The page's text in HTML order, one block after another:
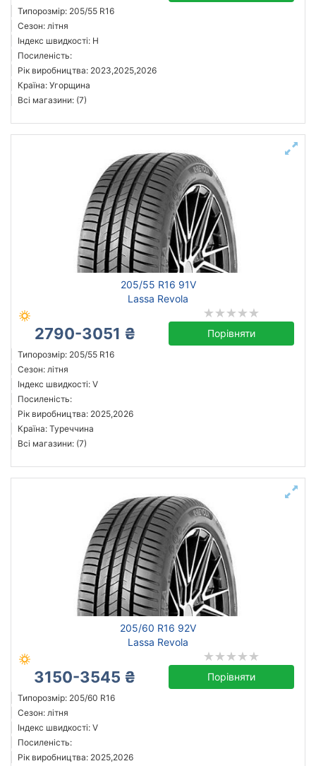
Типорозмір: 205/55 R16
Сезон: літня
Індекс швидкості: H
Посиленість:
Рік виробництва: 2023,2025,2026
Країна: Угорщина
Всі магазини: (7)
205/55 R16 91V
Lassa Revola
2790-3051 ₴ Порівняти
Типорозмір: 205/55 R16
Сезон: літня
Індекс швидкості: V
Посиленість:
Рік виробництва: 2025,2026
Країна: Туреччина
Всі магазини: (7)
205/60 R16 92V
Lassa Revola
3150-3545 ₴ Порівняти
Типорозмір: 205/60 R16
Сезон: літня
Індекс швидкості: V
Посиленість:
Рік виробництва: 2025,2026